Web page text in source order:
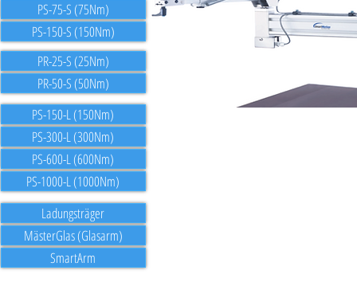
PS-75-S (75Nm)
PS-150-S (150Nm)
PR-25-S (25Nm)
PR-50-S (50Nm)
PS-150-L (150Nm)
PS-300-L (300Nm)
PS-600-L (600Nm)
PS-1000-L (1000Nm)
Ladungsträger
MästerGlas (Glasarm)
SmartArm